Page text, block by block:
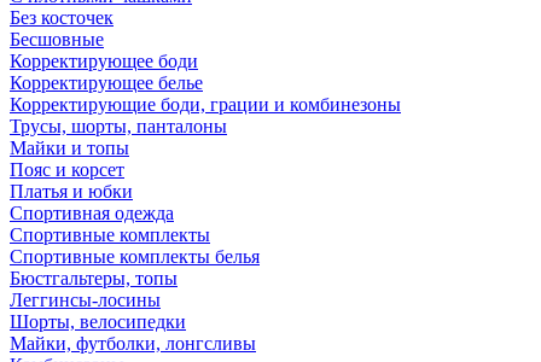
Без косточек
Бесшовные
Корректирующее боди
Корректирующее белье
Корректирующие боди, грации и комбинезоны
Трусы, шорты, панталоны
Майки и топы
Пояс и корсет
Платья и юбки
Спортивная одежда
Спортивные комплекты
Спортивные комплекты белья
Бюстгальтеры, топы
Леггинсы-лосины
Шорты, велосипедки
Майки, футболки, лонгсливы